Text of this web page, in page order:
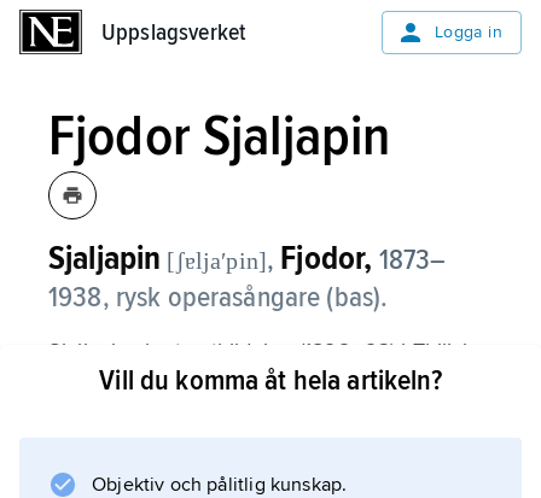
Uppslagsverket Logga in
Fjodor Sjaljapin
Sjaljapin [ʃɐljaʹpin], Fjodor, 1873–
1938, rysk operasångare (bas).
Sjaljapins korta utbildning (1892–93) i Tbilisi
följdes av en succéartad debut vid operan där.
Sankt Petersburg och Moskva. Bland det
Vill du komma åt hela artikeln?
Objektiv och pålitlig kunskap.